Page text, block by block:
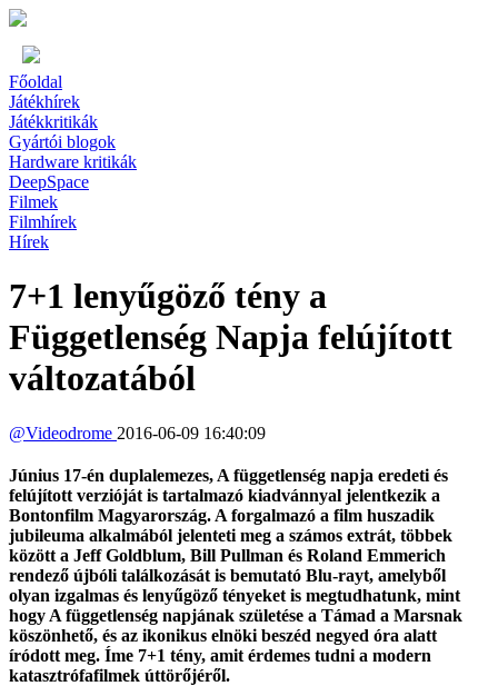
Főoldal
Játékhírek
Játékkritikák
Gyártói blogok
Hardware kritikák
DeepSpace
Filmek
Filmhírek
Hírek
7+1 lenyűgöző tény a
Függetlenség Napja felújított
változatából
@Videodrome 2016-06-09 16:40:09
Június 17-én duplalemezes, A függetlenség napja eredeti és
felújított verzióját is tartalmazó kiadvánnyal jelentkezik a
Bontonfilm Magyarország. A forgalmazó a film huszadik
jubileuma alkalmából jelenteti meg a számos extrát, többek
között a Jeff Goldblum, Bill Pullman és Roland Emmerich
rendező újbóli találkozását is bemutató Blu-rayt, amelyből
olyan izgalmas és lenyűgöző tényeket is megtudhatunk, mint
hogy A függetlenség napjának születése a Támad a Marsnak
köszönhető, és az ikonikus elnöki beszéd negyed óra alatt
íródott meg. Íme 7+1 tény, amit érdemes tudni a modern
katasztrófafilmek úttörőjéről.